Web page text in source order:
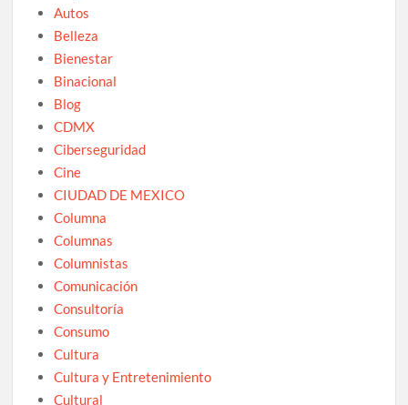
Autos
Belleza
Bienestar
Binacional
Blog
CDMX
Ciberseguridad
Cine
CIUDAD DE MEXICO
Columna
Columnas
Columnistas
Comunicación
Consultoría
Consumo
Cultura
Cultura y Entretenimiento
Cultural